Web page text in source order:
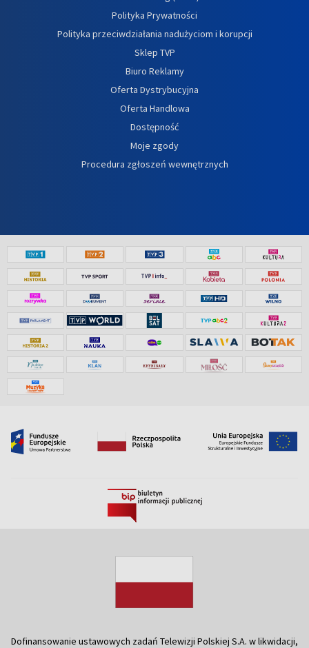
Polityka Prywatności
Polityka przeciwdziałania nadużyciom i korupcji
Sklep TVP
Biuro Reklamy
Oferta Dystrybucyjna
Oferta Handlowa
Dostępność
Moje zgody
Procedura zgłoszeń wewnętrznych
Dofinansowanie ustawowych zadań Telewizji Polskiej S.A. w likwidacji,